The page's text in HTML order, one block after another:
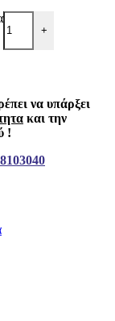
+
να υπάρξει
και την
!